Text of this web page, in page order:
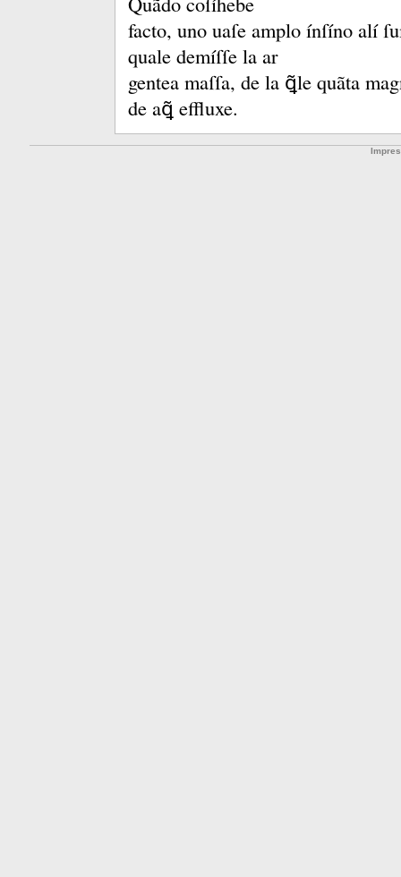
facto, uno uaſe amplo ínſíno alí
quale demíſſe la ar
gentea maſſa, de la ꝗ̃le quãta
de aꝗ̃ effluxe.